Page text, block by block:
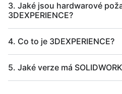
3. Jaké jsou hardwarové
3DEXPERIENCE?
4. Co to je 3DEXPERIENCE?
5. Jaké verze má